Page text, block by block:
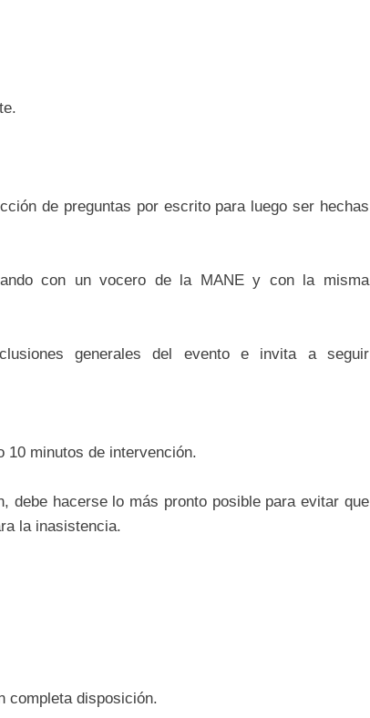
de preguntas por escrito para luego ser hechas
con un vocero de la MANE y con la misma
generales del evento e invita a seguir
10 minutos de intervención.
debe hacerse lo más pronto posible para evitar que
la inasistencia.
completa disposición.